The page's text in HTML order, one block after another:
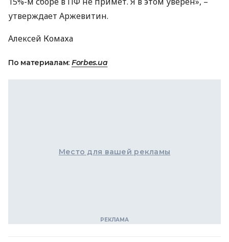
утверждает Аржевитин.
Алексей Комаха
По материалам: Forbes.ua
Место для вашей рекламы